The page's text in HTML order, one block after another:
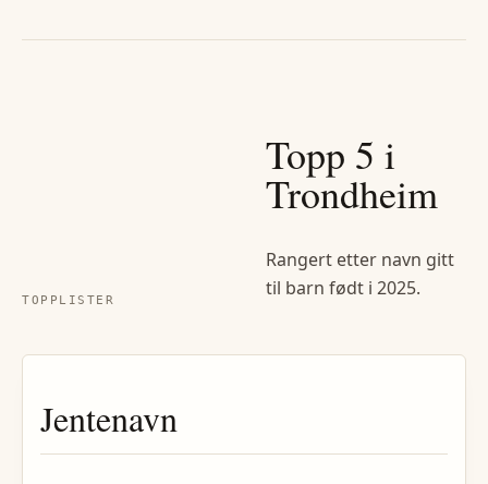
TOPPLISTER
Topp 5 i
Trondheim
Rangert etter navn gitt
til barn født i 2025.
Jentenavn